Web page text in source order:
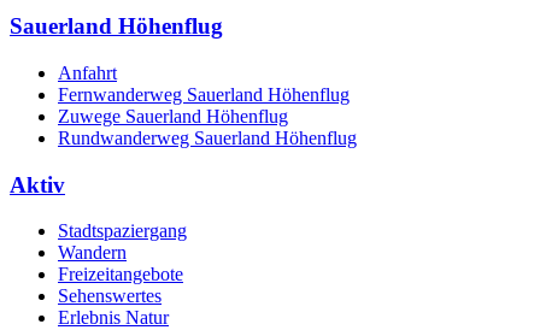
Sauerland Höhenflug
Anfahrt
Fernwanderweg Sauerland Höhenflug
Zuwege Sauerland Höhenflug
Rundwanderweg Sauerland Höhenflug
Aktiv
Stadtspaziergang
Wandern
Freizeitangebote
Sehenswertes
Erlebnis Natur